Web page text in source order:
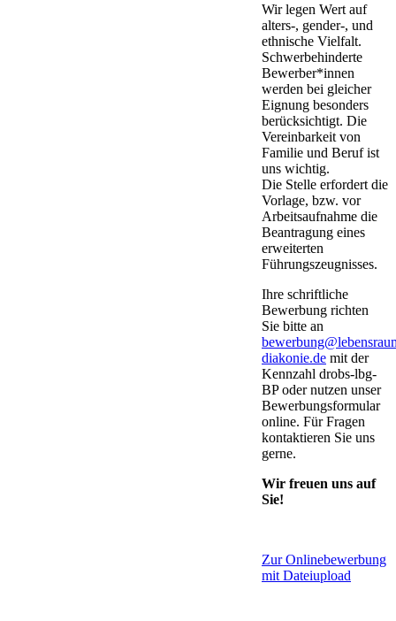
Wir legen Wert auf
alters-, gender-, und
ethnische Vielfalt.
Schwerbehinderte
Bewerber*innen
werden bei gleicher
Eignung besonders
berücksichtigt. Die
Vereinbarkeit von
Familie und Beruf ist
uns wichtig.
Die Stelle erfordert die
Vorlage, bzw. vor
Arbeitsaufnahme die
Beantragung eines
erweiterten
Führungszeugnisses.
Ihre schriftliche
Bewerbung richten
Sie bitte an
diakonie.de mit der
Kennzahl drobs-lbg-
BP oder nutzen unser
Bewerbungsformular
online. Für Fragen
kontaktieren Sie uns
gerne.
Wir freuen uns auf
Sie!
Zur Onlinebewerbung
mit Dateiupload